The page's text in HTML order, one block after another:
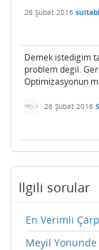
26 Şubat 2016
Demek istedigim
problem degil.
Optimizasyonun
26 Şubat 2016
İlgili sorular
En Verimli
Meyil